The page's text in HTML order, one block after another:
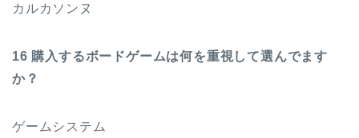
カルカソンヌ
16 購入するボードゲームは何を重視して選んでます
か？
ゲームシステム